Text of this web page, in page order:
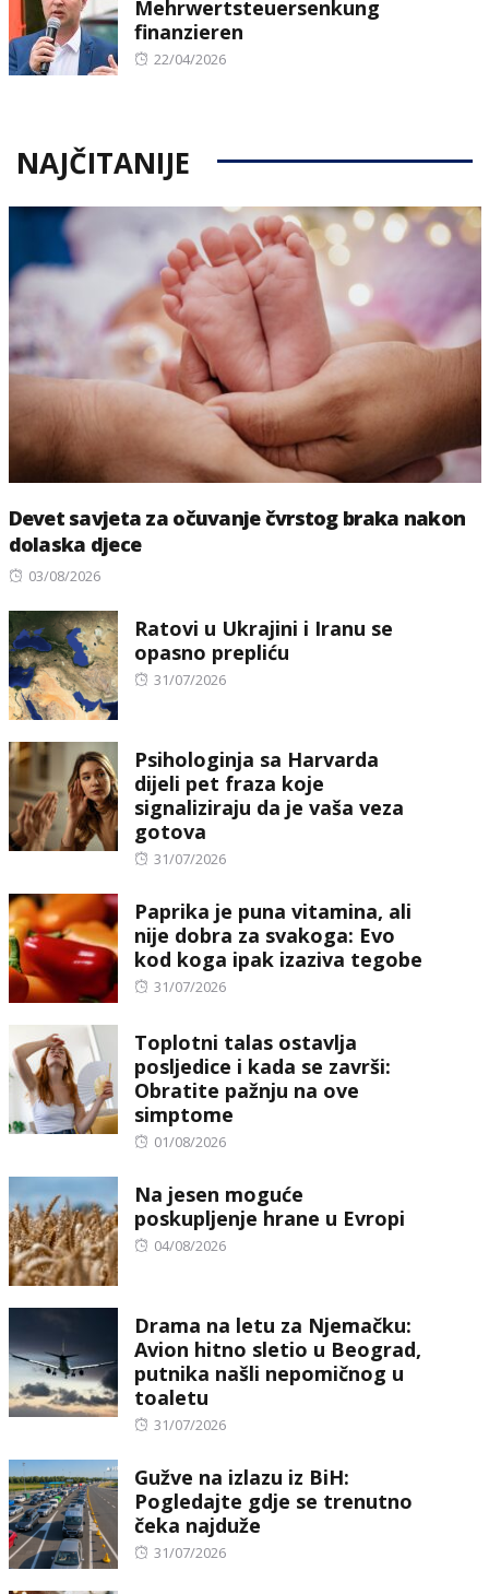
Mehrwertsteuersenkung
finanzieren
Posted
22/04/2026
NAJČITANIJE
Devet savjeta za očuvanje čvrstog braka nakon
dolaska djece
Posted
03/08/2026
Ratovi u Ukrajini i Iranu se
opasno prepliću
Posted
31/07/2026
Psihologinja sa Harvarda
dijeli pet fraza koje
signaliziraju da je vaša veza
gotova
Posted
31/07/2026
Paprika je puna vitamina, ali
nije dobra za svakoga: Evo
kod koga ipak izaziva tegobe
Posted
31/07/2026
Toplotni talas ostavlja
posljedice i kada se završi:
Obratite pažnju na ove
simptome
Posted
01/08/2026
Na jesen moguće
poskupljenje hrane u Evropi
Posted
04/08/2026
Drama na letu za Njemačku:
Avion hitno sletio u Beograd,
putnika našli nepomičnog u
toaletu
Posted
31/07/2026
Gužve na izlazu iz BiH:
Pogledajte gdje se trenutno
čeka najduže
Posted
31/07/2026